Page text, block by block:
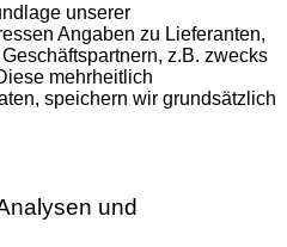
unserer
Angaben zu Lieferanten,
z.B. zwecks
mehrheitlich
speichern wir grundsätzlich
und